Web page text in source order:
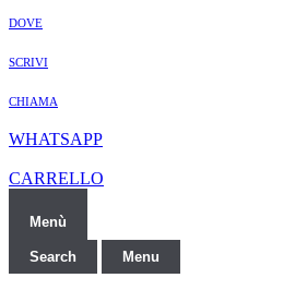
DOVE
SCRIVI
CHIAMA
WHATSAPP
CARRELLO
Menù
Search Menu